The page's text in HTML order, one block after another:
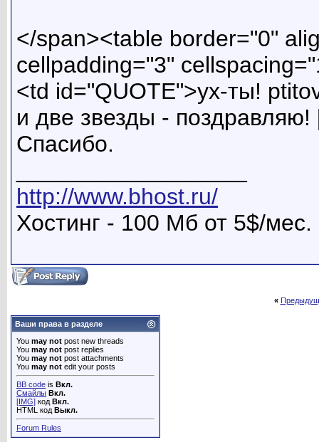
</span><table border="0"
cellpadding="3"
<td id="QUOTE">ух-ты!
и две звезды - поздравляю!
Спасибо.
http://www.bhost.ru/
Хостинг - 100 Мб от 5$/мес.
«
Ваши права в разделе
You may not post new threads
You may not post replies
You may not post attachments
You may not edit your posts
BB code is Вкл.
Смайлы Вкл.
[IMG] код Вкл.
HTML код Выкл.
Forum Rules